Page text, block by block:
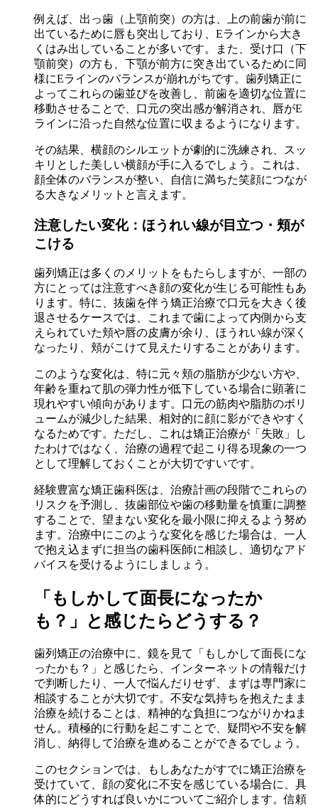
例えば、出っ歯（上顎前突）の方は、上の前歯が前に
出ているために唇も突出しており、Eラインから大き
くはみ出していることが多いです。また、受け口（下
顎前突）の方も、下顎が前方に突き出ているために同
様にEラインのバランスが崩れがちです。歯列矯正に
よってこれらの歯並びを改善し、前歯を適切な位置に
移動させることで、口元の突出感が解消され、唇がE
ラインに沿った自然な位置に収まるようになります。
その結果、横顔のシルエットが劇的に洗練され、スッ
キリとした美しい横顔が手に入るでしょう。これは、
顔全体のバランスが整い、自信に満ちた笑顔につなが
る大きなメリットと言えます。
注意したい変化：ほうれい線が目立つ・頬が
こける
歯列矯正は多くのメリットをもたらしますが、一部の
方にとっては注意すべき顔の変化が生じる可能性もあ
ります。特に、抜歯を伴う矯正治療で口元を大きく後
退させるケースでは、これまで歯によって内側から支
えられていた頬や唇の皮膚が余り、ほうれい線が深く
なったり、頬がこけて見えたりすることがあります。
このような変化は、特に元々頬の脂肪が少ない方や、
年齢を重ねて肌の弾力性が低下している場合に顕著に
現れやすい傾向があります。口元の筋肉や脂肪のボリ
ュームが減少した結果、相対的に顔に影ができやすく
なるためです。ただし、これは矯正治療が「失敗」し
たわけではなく、治療の過程で起こり得る現象の一つ
として理解しておくことが大切ですいです。
経験豊富な矯正歯科医は、治療計画の段階でこれらの
リスクを予測し、抜歯部位や歯の移動量を慎重に調整
することで、望まない変化を最小限に抑えるよう努め
ます。治療中にこのような変化を感じた場合は、一人
で抱え込まずに担当の歯科医師に相談し、適切なアド
バイスを受けるようにしましょう。
「もしかして面長になったか
も？」と感じたらどうする？
歯列矯正の治療中に、鏡を見て「もしかして面長にな
ったかも？」と感じたら、インターネットの情報だけ
で判断したり、一人で悩んだりせず、まずは専門家に
相談することが大切です。不安な気持ちを抱えたまま
治療を続けることは、精神的な負担につながりかねま
せん。積極的に行動を起こすことで、疑問や不安を解
消し、納得して治療を進めることができるでしょう。
このセクションでは、もしあなたがすでに矯正治療を
受けていて、顔の変化に不安を感じている場合に、具
体的にどうすれば良いかについてご紹介します。信頼